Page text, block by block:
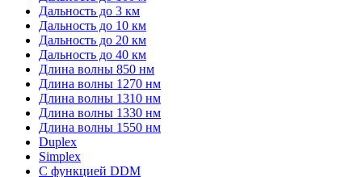
Дальность до 3 км
Дальность до 10 км
Дальность до 20 км
Дальность до 40 км
Длина волны 850 нм
Длина волны 1270 нм
Длина волны 1310 нм
Длина волны 1330 нм
Длина волны 1550 нм
Duplex
Simplex
С функцией DDM